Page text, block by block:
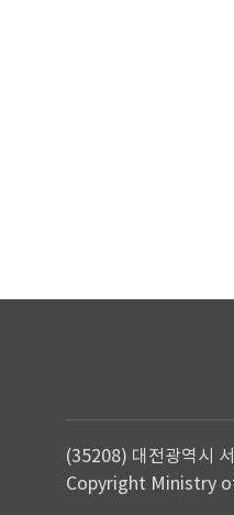
(35208) 대전광역시
Copyright Ministry